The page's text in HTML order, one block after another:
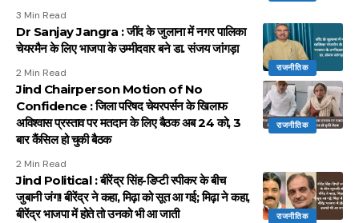
3 Min Read
राजनीतिक
Dr Sanjay Jangra : जींद के जुलाना में नगर पालिका
चेयरमैन के लिए भाजपा के उम्मीदवार बने डा. संजय जांगड़ा
2 Min Read
राजनीतिक
Jind Chairperson Motion of No
Confidence : जिला परिषद चेयरपर्सन के खिलाफ
अविश्वास प्रस्ताव पर मतदान के लिए बैठक अब 24 को, 3
बार कैंसिल हो चुकी बैठक
2 Min Read
राजनीतिक
Jind Political : बीरेंद्र सिंह-डिप्टी स्पीकर के बीच
जुबानी जंग! बीरेंद्र ने कहा, मिढ़ा को सूत आ गई; मिढ़ा ने कहा,
बीरेंद्र भाजपा में होते तो उनको भी आ जाती